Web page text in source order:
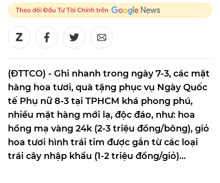
Theo dõi Đầu Tư Tài Chính trên
(ĐTTCO) - Ghi nhanh trong ngày 7-3, các mặt
hàng hoa tươi, quà tặng phục vụ Ngày Quốc
tế Phụ nữ 8-3 tại TPHCM khá phong phú,
nhiều mặt hàng mới lạ, độc đáo, như: hoa
hồng mạ vàng 24k (2-3 triệu đồng/bông), giỏ
hoa tươi hình trái tim được gắn từ các loại
trái cây nhập khẩu (1-2 triệu đồng/giỏ)…